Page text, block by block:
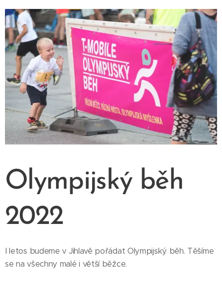
Olympijský běh
2022
I letos budeme v Jihlavě pořádat Olympijský běh. Těšíme
se na všechny malé i větší běžce.